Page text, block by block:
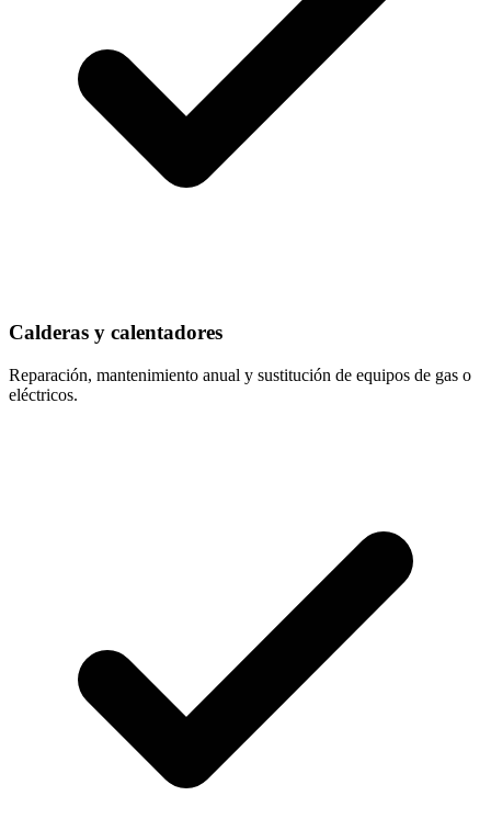
Calderas y calentadores
Reparación, mantenimiento anual y sustitución de equipos de gas o
eléctricos.